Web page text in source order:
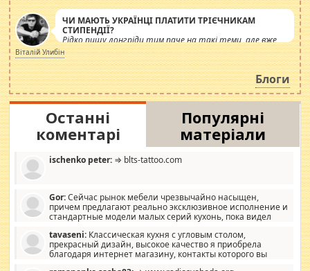
ЧИ МАЮТЬ УКРАЇНЦІ ПЛАТИТИ ТРІЄЧНИКАМ
СТИПЕНДІЇ?
Рідко пишу лонгріди тим паче на такі теми, але вже
просто дістало! Обурюють сьогоднішні інсенуації
навколо стипендіального питання. Штучно
роздувається ще одна соціальна катастрофа.
Віталій Улибін
Блоги
Останні
коментарі
Популярні
матеріали
ischenko peter: ⇒ blts-tattoo.com
Gor:Сейчас рынок мебели чрезвычайно насыщен,
причем предлагают реально эксклюзивное исполнение и
стандартные модели малых серий кухонь, пока видел
стандартные формы, в MebelOk, креативненько и что главное -
со вкусом все в порядке, без ненужных наворотов удорожающих
мебель, а это не последний фактор.
tavaseni: Классическая кухня с угловым столом,
прекрасный дизайн, высокое качество я приобрела
благодаря интернет магазину, контакты которого вы